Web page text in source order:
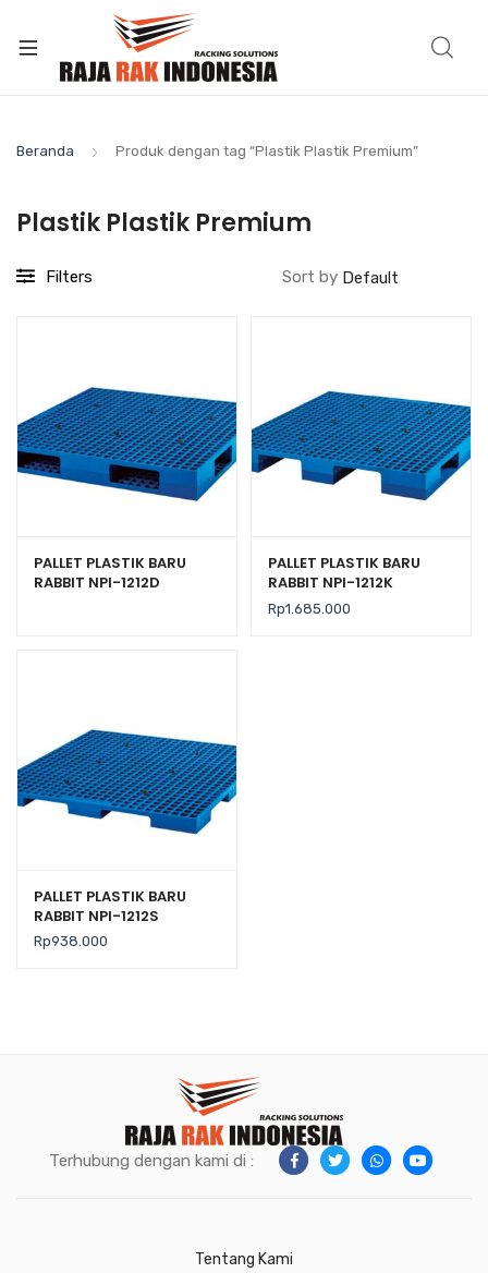
Beranda Produk dengan tag “Plastik Plastik Premium”
Plastik Plastik Premium
Filters Sort by
PALLET PLASTIK BARU
RABBIT NPI-1212D
PALLET PLASTIK BARU
RABBIT NPI-1212K
UKURAN 120x120x13,5 CM
Rp1.685.000
PALLET PLASTIK BARU
RABBIT NPI-1212S
UKURAN 120x120x7,5 CM
FLOORING ONLY
Rp938.000
Terhubung dengan kami di :
Tentang Kami